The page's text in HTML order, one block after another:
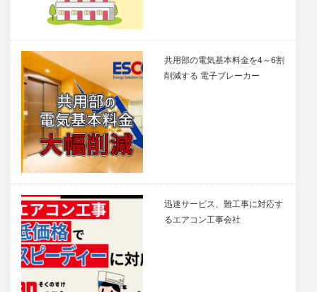
共用部の電気基本料金を4～6割
削減する 電子ブレーカー
迅速サービス、難工事に対応す
るエアコン工事会社